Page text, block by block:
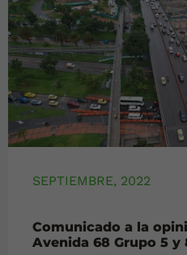
SEPTIEMBRE, 2022
Comunicado a la
Avenida 68 Grupo 5 y